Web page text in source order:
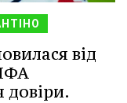
від
довіри.